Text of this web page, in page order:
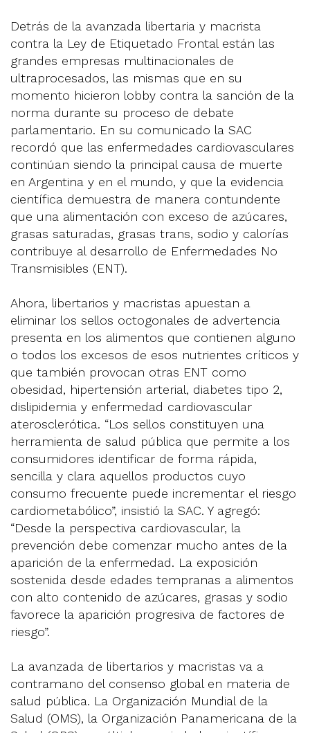
Detrás de la avanzada libertaria y macrista
contra la Ley de Etiquetado Frontal están las
grandes empresas multinacionales de
ultraprocesados, las mismas que en su
momento hicieron lobby contra la sanción de la
norma durante su proceso de debate
parlamentario. En su comunicado la SAC
recordó que las enfermedades cardiovasculares
continúan siendo la principal causa de muerte
en Argentina y en el mundo, y que la evidencia
científica demuestra de manera contundente
que una alimentación con exceso de azúcares,
grasas saturadas, grasas trans, sodio y calorías
contribuye al desarrollo de Enfermedades No
Transmisibles (ENT).
Ahora, libertarios y macristas apuestan a
eliminar los sellos octogonales de advertencia
presenta en los alimentos que contienen alguno
o todos los excesos de esos nutrientes críticos y
que también provocan otras ENT como
obesidad, hipertensión arterial, diabetes tipo 2,
dislipidemia y enfermedad cardiovascular
aterosclerótica. “Los sellos constituyen una
herramienta de salud pública que permite a los
consumidores identificar de forma rápida,
sencilla y clara aquellos productos cuyo
consumo frecuente puede incrementar el riesgo
cardiometabólico”, insistió la SAC. Y agregó:
“Desde la perspectiva cardiovascular, la
prevención debe comenzar mucho antes de la
aparición de la enfermedad. La exposición
sostenida desde edades tempranas a alimentos
con alto contenido de azúcares, grasas y sodio
favorece la aparición progresiva de factores de
riesgo”.
La avanzada de libertarios y macristas va a
contramano del consenso global en materia de
salud pública. La Organización Mundial de la
Salud (OMS), la Organización Panamericana de la